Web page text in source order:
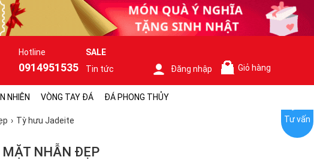
Hotline
0914951535
SALE
Tin tức
Đăng nhập Giỏ hàng
NHIÊN VÒNG TAY ĐÁ ĐÁ PHONG THỦY
Tỳ hưu Jadeite
MẶT NHẪN ĐẸP
Tư vấn